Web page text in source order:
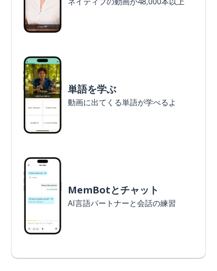
単語を学ぶ
動画に出てくる単語が学べるよ
MemBotとチャット
AI言語パートナーと会話の練習